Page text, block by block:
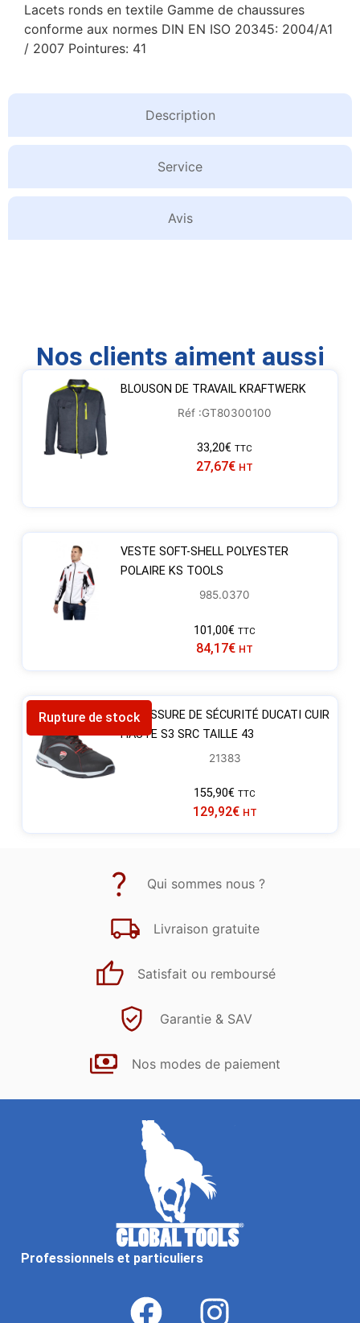
Description
Service
Avis
Lacets ronds en textile Gamme de chaussures
conforme aux normes DIN EN ISO 20345: 2004/A1
/ 2007 Pointures: 41
Nos clients aiment aussi
BLOUSON DE TRAVAIL KRAFTWERK
Réf :GT80300100
33,20€ TTC
27,67€ HT
VESTE SOFT-SHELL POLYESTER
POLAIRE KS TOOLS
985.0370
101,00€ TTC
84,17€ HT
Rupture de stockCHAUSSURE DE SÉCURITÉ DUCATI CUIR
HAUTE S3 SRC TAILLE 43
21383
155,90€ TTC
129,92€ HT
Qui sommes nous ?
Livraison gratuite
Satisfait ou remboursé
Garantie & SAV
Nos modes de paiement
Professionnels et particuliers